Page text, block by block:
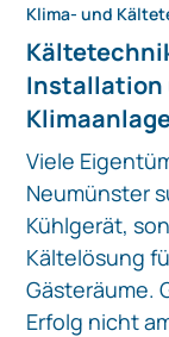
Klima- und
Installation
Viele
Neumünster
Kühlgerät,
Kältelösung
Gästeräume.
Erfolg nicht